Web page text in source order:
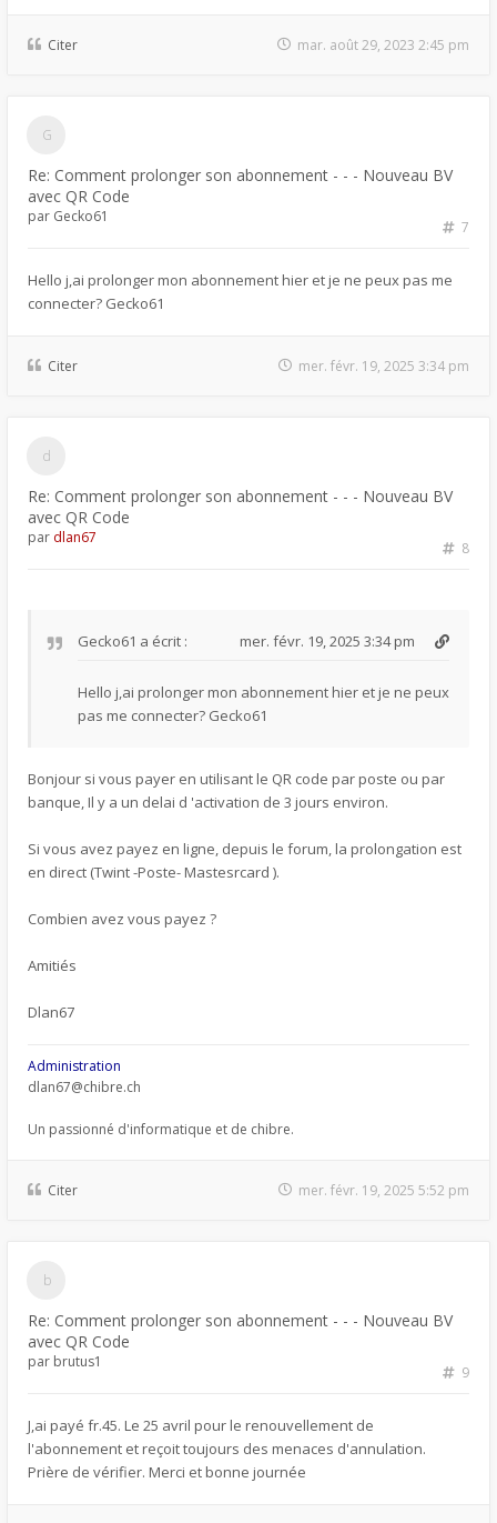
Citer mar. août 29, 2023 2:45 pm
Re: Comment prolonger son abonnement - - - Nouveau BV
avec QR Code
7
par Gecko61
Hello j,ai prolonger mon abonnement hier et je ne peux pas me
connecter? Gecko61
Citer mer. févr. 19, 2025 3:34 pm
Re: Comment prolonger son abonnement - - - Nouveau BV
avec QR Code
8
par dlan67
Gecko61 a écrit : mer. févr. 19, 2025 3:34 pm
Hello j,ai prolonger mon abonnement hier et je ne peux
pas me connecter? Gecko61
Bonjour si vous payer en utilisant le QR code par poste ou par
banque, Il y a un delai d 'activation de 3 jours environ.
Si vous avez payez en ligne, depuis le forum, la prolongation est
en direct (Twint -Poste- Mastesrcard ).
Combien avez vous payez ?
Amitiés
Dlan67
Administration
dlan67@chibre.ch
Un passionné d'informatique et de chibre.
Citer mer. févr. 19, 2025 5:52 pm
Re: Comment prolonger son abonnement - - - Nouveau BV
avec QR Code
9
par brutus1
J,ai payé fr.45. Le 25 avril pour le renouvellement de
l'abonnement et reçoit toujours des menaces d'annulation.
Prière de vérifier. Merci et bonne journée